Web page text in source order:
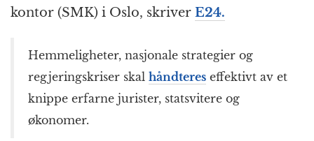
kontor (SMK) i Oslo, skriver E24.
Hemmeligheter, nasjonale strategier og
regjeringskriser skal håndteres effektivt av et
knippe erfarne jurister, statsvitere og
økonomer.